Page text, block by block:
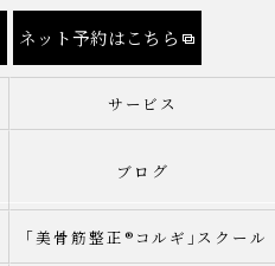
ネット予約はこちら
サービス
ブログ
「美骨筋整正®︎コルギ｣スクール